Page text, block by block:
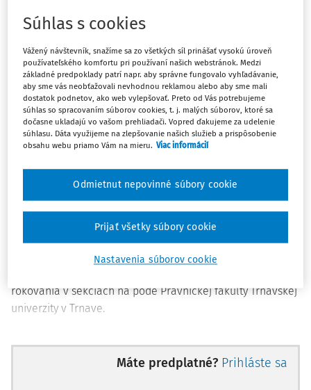
Zdroj:Právny obzor 6/2016
S cieľom obohatiť akademický i praktický diskurz o
výzvach a očakávaniach, s ktorými sa dnes musí Európa
pasovať, ako aj s ambíciou vytvoriť platformu pre osobné
stretnutia domácich i zahraničných právnych expertov,
zorganizovala v dňoch 22. a 23. septembra 2016 Právnická
fakulta Trnavskej univerzity v Trnave v tradičnom
NOVÁ EURÓPA -
Program Trnavských právnických dní roku 2016 bol
zasadnutie v novootvorenej kongresovej sále na
rokovania v sekciách na pôde Právnickej fakulty Trnavskej
univerzity v Trnave.
prvého dňa konferencie Jeho magnificencia
rektor Trnavskej univerzity v Trnave a Jej spektabilita doc.
Máte predplatné? Prihláste sa
Súhlas s cookies
Vážený návštevník, snažíme sa zo všetkých síl prinášať vysokú úroveň
používateľského komfortu pri používaní našich webstránok. Medzi
základné predpoklady patrí napr. aby správne fungovalo vyhľadávanie,
aby sme vás neobťažovali nevhodnou reklamou alebo aby sme mali
dostatok podnetov, ako web vylepšovať. Preto od Vás potrebujeme
súhlas so spracovaním súborov cookies, t. j. malých súborov, ktoré sa
dočasne ukladajú vo vašom prehliadači. Vopred ďakujeme za udelenie
súhlasu. Dáta využijeme na zlepšovanie našich služieb a prispôsobenie
obsahu webu priamo Vám na mieru. Viac informácií
Nastavenia súborov cookie
Odmietnut nepovinné súbory cookie
Prijať všetky súbory cookie